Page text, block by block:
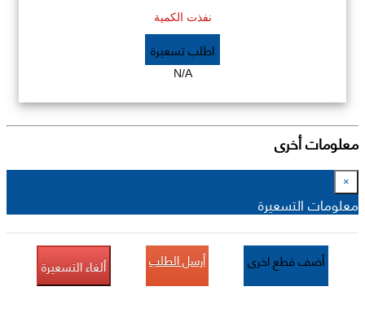
نفذت الكمية
اطلب تسعيرة
N/A
معلومات أخرى
×
معلومات التسعيرة
أضف قطع اخرى أرسل الطلب ألغاء التسعيرة